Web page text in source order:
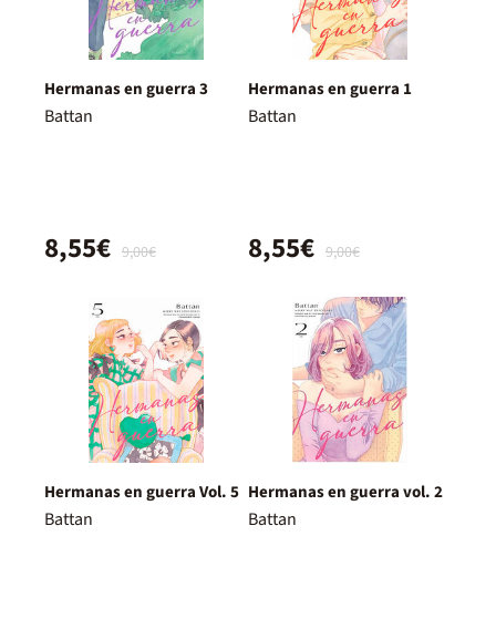
Hermanas en guerra 3
Battan
9,00€
8,55€
Hermanas en guerra 1
Battan
9,00€
8,55€
Hermanas en guerra Vol. 5
Battan
Hermanas en guerra vol. 2
Battan